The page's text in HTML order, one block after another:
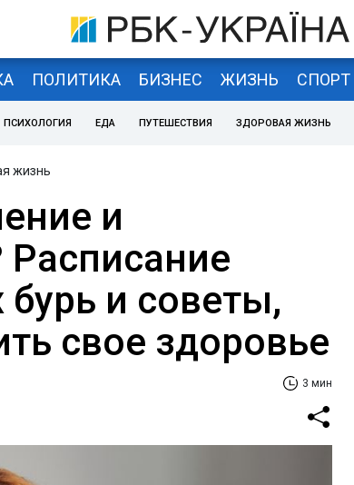
ПОЛИТИКА БИЗНЕС ЖИЗНЬ СПОРТ
ПСИХОЛОГИЯ ЕДА ПУТЕШЕСТВИЯ ЗДОРОВАЯ ЖИЗНЬ
жизнь
и
Расписание
и советы,
свое здоровье
3 мин